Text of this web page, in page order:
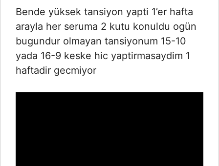
Bende yüksek tansiyon yapti 1’er hafta
arayla her seruma 2 kutu konuldu ogün
bugundur olmayan tansiyonum 15-10
yada 16-9 keske hic yaptirmasaydim 1
haftadir gecmiyor